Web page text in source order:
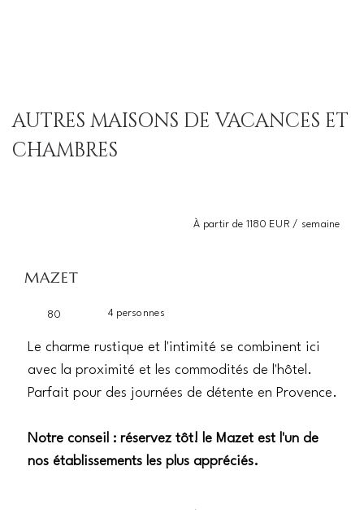
AUTRES MAISONS DE VACANCES ET
CHAMBRES
À partir de 1180 EUR / semaine
MAZET
80 4 personnes
Le charme rustique et l'intimité se combinent ici
avec la proximité et les commodités de l'hôtel.
Parfait pour des journées de détente en Provence.
Notre conseil : réservez tôt! le Mazet est l'un de
nos établissements les plus appréciés.